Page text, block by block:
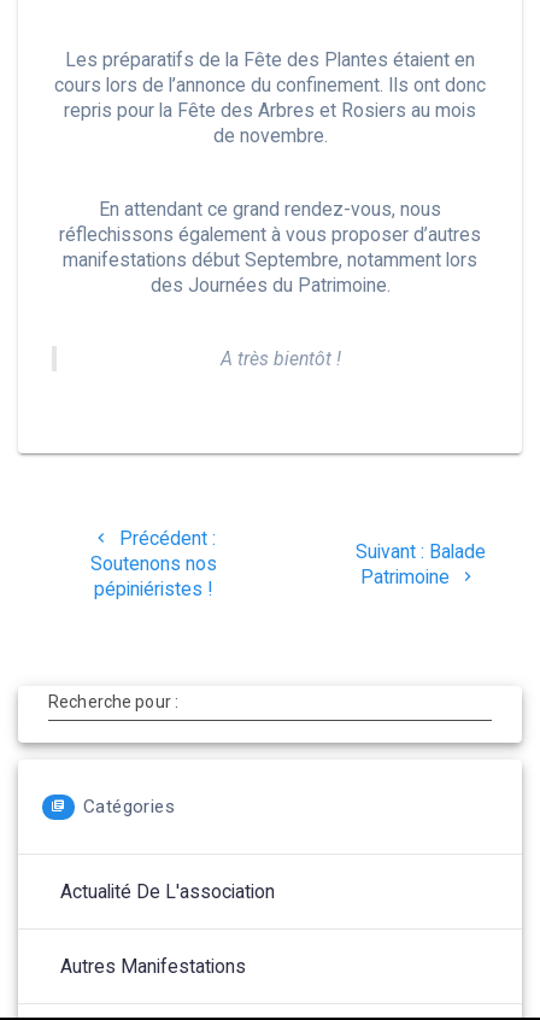
Les préparatifs de la Fête des Plantes étaient en
cours lors de l’annonce du confinement. Ils ont donc
repris pour la Fête des Arbres et Rosiers au mois
de novembre.
En attendant ce grand rendez-vous, nous
réflechissons également à vous proposer d’autres
manifestations début Septembre, notamment lors
des Journées du Patrimoine.
A très bientôt !
l’article
Précédent :Article
précédent
Soutenons nos
pépiniéristes !
Suivant : Article
suivant
Balade
Patrimoine
Recherche pour :
Catégories
Actualité De L'association
Autres Manifestations